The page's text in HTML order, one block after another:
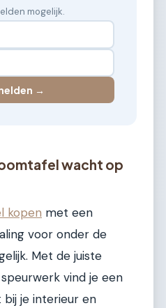
mogelijk.
→
wacht op
kopen met een
voor onder de
Met de juiste
vind je een
je interieur en